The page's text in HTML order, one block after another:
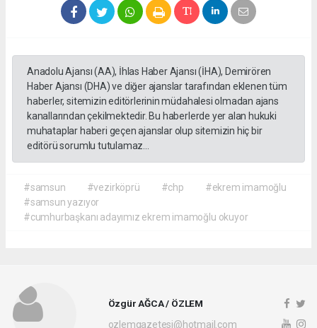
Anadolu Ajansı (AA), İhlas Haber Ajansı (İHA), Demirören
Haber Ajansı (DHA) ve diğer ajanslar tarafından eklenen tüm
haberler, sitemizin editörlerinin müdahalesi olmadan ajans
kanallarından çekilmektedir. Bu haberlerde yer alan hukuki
muhataplar haberi geçen ajanslar olup sitemizin hiç bir
editörü sorumlu tutulamaz...
#samsun #vezirköprü #chp
#ekrem imamoğlu
#samsun yazıyor
#cumhurbaşkanı adayımız ekrem imamoğlu okuyor
Özgür AĞCA / ÖZLEM
ozlemgazetesi@hotmail.com